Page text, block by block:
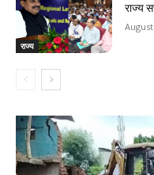
राज्य
राज्य